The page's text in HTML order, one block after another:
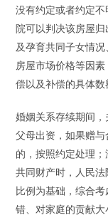
没有约定或者约定
院可以判决该房屋
及孕育共同子女情
房屋市场价格等因
偿以及补偿的具体数
婚姻关系存续期间
父母出资，如果赠
的，按照约定处理
共同财产时，人民
比例为基础，综合
错、对家庭的贡献